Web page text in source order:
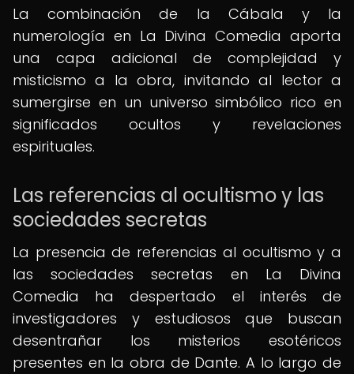
La combinación de la Cábala y la
numerología en La Divina Comedia aporta
una capa adicional de complejidad y
misticismo a la obra, invitando al lector a
sumergirse en un universo simbólico rico en
significados ocultos y revelaciones
espirituales.
Las referencias al ocultismo y las
sociedades secretas
La presencia de referencias al ocultismo y a
las sociedades secretas en La Divina
Comedia ha despertado el interés de
investigadores y estudiosos que buscan
desentrañar los misterios esotéricos
presentes en la obra de Dante. A lo largo de